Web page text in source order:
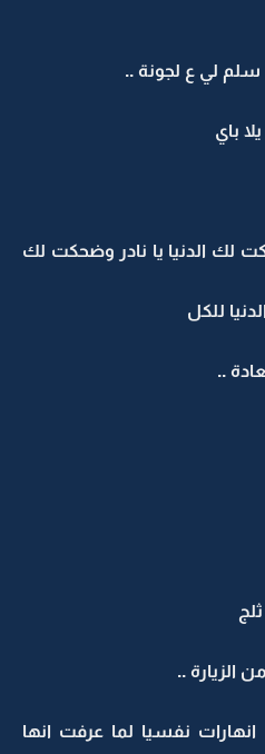
لي ع لجونة ..
باي
لك الدنيا يا نادر وضحكت لك
للكل
..
الزيارة ..
انهارات نفسيا لما عرفت انها